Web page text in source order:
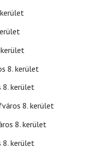
8. kerület
8. kerület
8. kerület
8. kerület
8. kerület